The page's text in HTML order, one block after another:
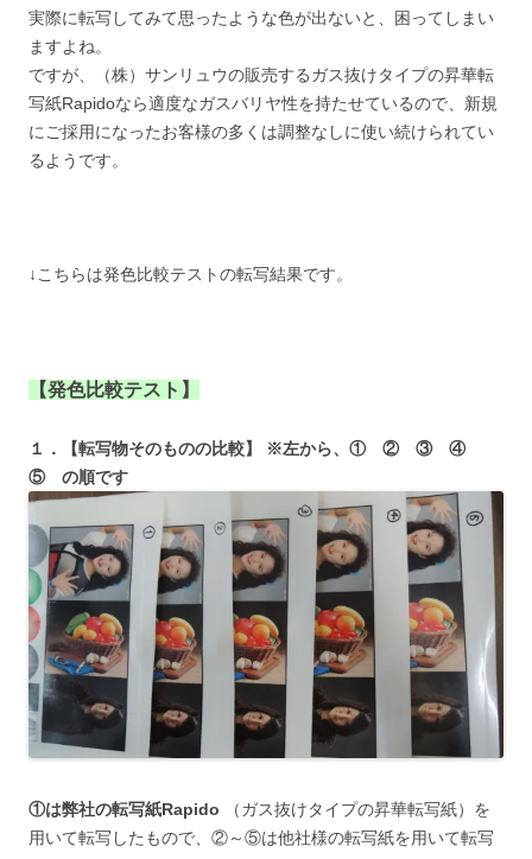
実際に転写してみて思ったような色が出ないと、困ってしまい
ますよね。
ですが、（株）サンリュウの販売するガス抜けタイプの昇華転
写紙Rapidoなら適度なガスバリヤ性を持たせているので、新規
にご採用になったお客様の多くは調整なしに使い続けられてい
るようです。
↓こちらは発色比較テストの転写結果です。
【発色比較テスト】
１．【転写物そのものの比較】 ※左から、① ② ③ ④
⑤ の順です
①は弊社の転写紙Rapido
（ガス抜けタイプの昇華転写紙）を
用いて転写したもので、②～⑤は他社様の転写紙を用いて転写